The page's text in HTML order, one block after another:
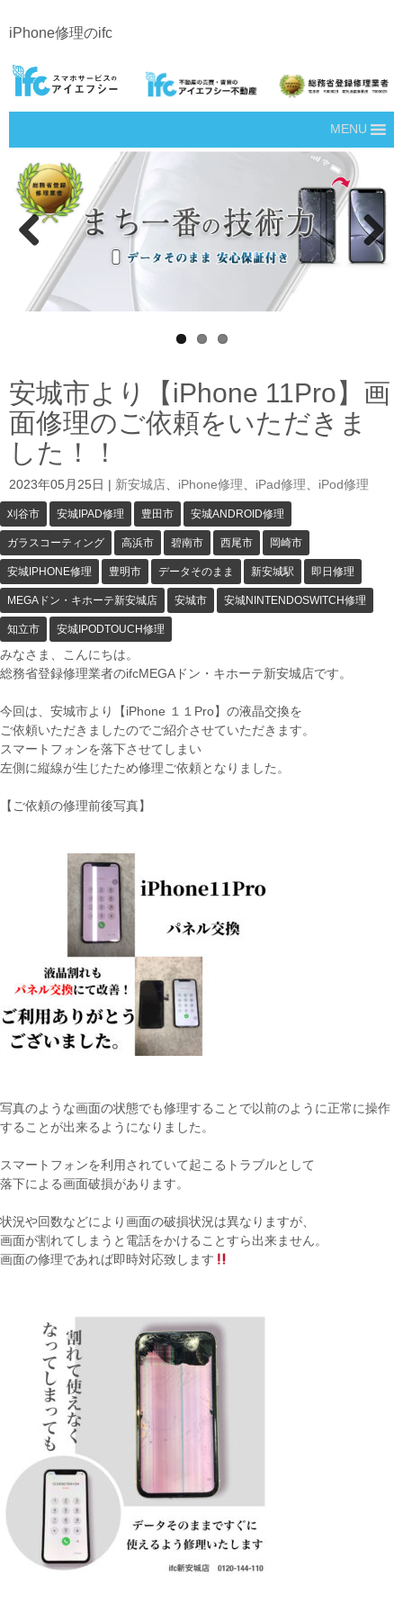
iPhone修理のifc
MENU
Next
安城市より【iPhone 11Pro】画
面修理のご依頼をいただきま
した！！
2023年05月25日 新安城店 iPhone修理 iPad修理 iPod修理
刈谷市 安城IPAD修理 豊田市 安城ANDROID修理
ガラスコーティング 高浜市 碧南市 西尾市 岡崎市
安城IPHONE修理 豊明市 データそのまま 新安城駅 即日修理
MEGAドン・キホーテ新安城店 安城市 安城NINTENDOSWITCH修理
知立市 安城IPODTOUCH修理
みなさま、こんにちは。
総務省登録修理業者のifcMEGAドン・キホーテ新安城店です。
今回は、安城市より【iPhone １１Pro】の液晶交換を
ご依頼いただきましたのでご紹介させていただきます。
スマートフォンを落下させてしまい
左側に縦線が生じたため修理ご依頼となりました。
【ご依頼の修理前後写真】
写真のような画面の状態でも修理することで以前のように正常に操作
することが出来るようになりました。
スマートフォンを利用されていて起こるトラブルとして
落下による画面破損があります。
状況や回数などにより画面の破損状況は異なりますが、
画面が割れてしまうと電話をかけることすら出来ません。
画面の修理であれば即時対応致します